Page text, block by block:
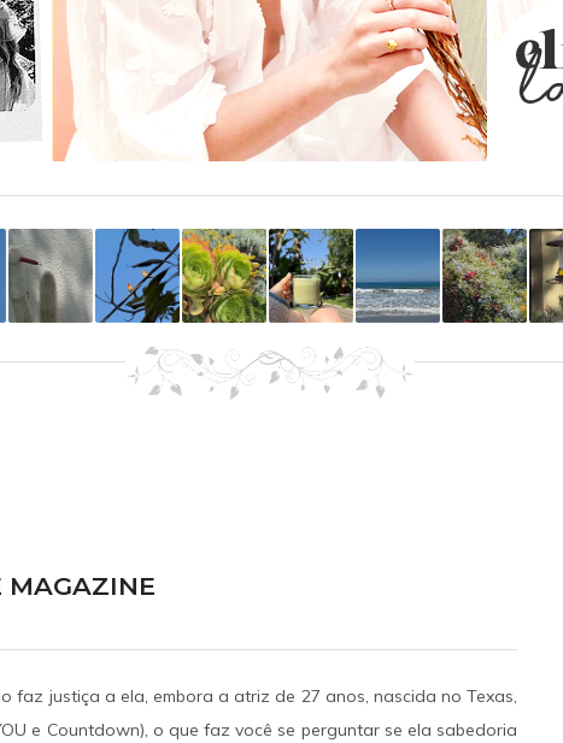
MAGAZINE
faz justiça a ela, embora a atriz de 27 anos, nascida no Texas,
e Countdown), o que faz você se perguntar se ela sabedoria